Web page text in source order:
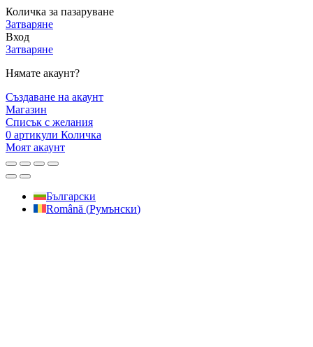
Количка за пазаруване
Затваряне
Вход
Затваряне
Нямате акаунт?
Създаване на акаунт
Магазин
Списък с желания
0 артикули Количка
Моят акаунт
Български
Română (Румънски)